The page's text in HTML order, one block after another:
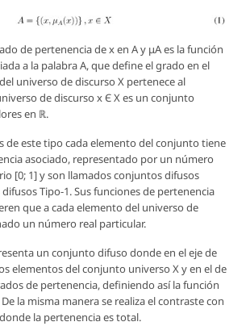
de pertenencia de x en A y μA es la función
a la palabra A, que define el grado en el
universo de discurso X pertenece al
de discurso x Є X es un conjunto
en ℝ.
de este tipo cada elemento del conjunto tiene
asociado, representado por un número
[0; 1] y son llamadosconjuntos difusos
Tipo-1. Sus funciones de pertenencia
que a cada elemento del universo de
un número real particular.
un conjunto difuso donde en el eje de
elementos del conjunto universo X y en el de
de pertenencia, definiendo así la función
la misma manera se realiza el contraste con
la pertenencia es total.